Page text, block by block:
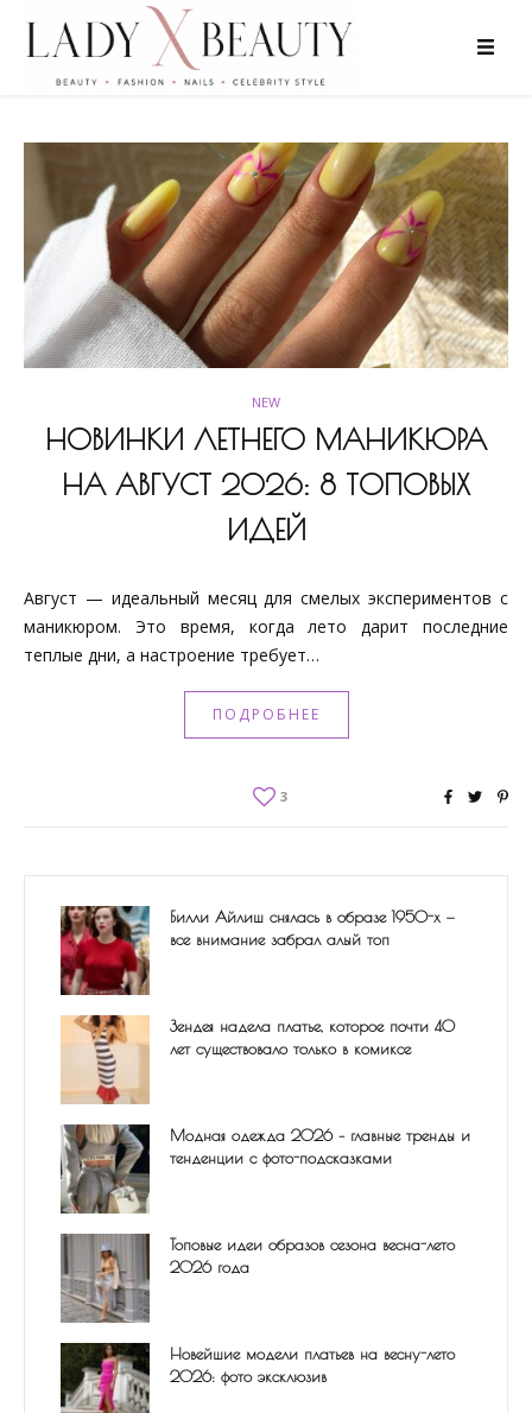
NEW
НОВИНКИ ЛЕТНЕГО МАНИКЮРА
НА АВГУСТ 2026: 8 ТОПОВЫХ
ИДЕЙ
Август — идеальный месяц для смелых экспериментов с
маникюром. Это время, когда лето дарит последние
теплые дни, а настроение требует…
ПОДРОБНЕЕ
3
Билли Айлиш снялась в образе 1950-х —
все внимание забрал алый топ
Зендея надела платье, которое почти 40
лет существовало только в комиксе
Модная одежда 2026 – главные тренды и
тенденции с фото-подсказками
Топовые идеи образов сезона весна-лето
2026 года
Новейшие модели платьев на весну-лето
2026: фото эксклюзив